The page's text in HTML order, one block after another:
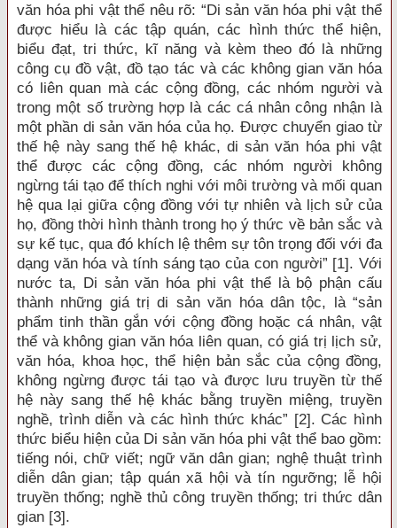
văn hóa phi vật thể nêu rõ: “Di sản văn hóa phi vật thể
được hiểu là các tập quán, các hình thức thể hiện,
biểu đạt, tri thức, kĩ năng và kèm theo đó là những
công cụ đồ vật, đồ tạo tác và các không gian văn hóa
có liên quan mà các cộng đồng, các nhóm người và
trong một số trường hợp là các cá nhân công nhận là
một phần di sản văn hóa của họ. Được chuyển giao từ
thế hệ này sang thế hệ khác, di sản văn hóa phi vật
thể được các cộng đồng, các nhóm người không
ngừng tái tạo để thích nghi với môi trường và mối quan
hệ qua lại giữa cộng đồng với tự nhiên và lịch sử của
họ, đồng thời hình thành trong họ ý thức về bản sắc và
sự kế tục, qua đó khích lệ thêm sự tôn trọng đối với đa
dạng văn hóa và tính sáng tạo của con người” [1]. Với
nước ta, Di sản văn hóa phi vật thể là bộ phận cấu
thành những giá trị di sản văn hóa dân tộc, là “sản
phẩm tinh thần gắn với cộng đồng hoặc cá nhân, vật
thể và không gian văn hóa liên quan, có giá trị lịch sử,
văn hóa, khoa học, thể hiện bản sắc của cộng đồng,
không ngừng được tái tạo và được lưu truyền từ thế
hệ này sang thế hệ khác bằng truyền miệng, truyền
nghề, trình diễn và các hình thức khác” [2]. Các hình
thức biểu hiện của Di sản văn hóa phi vật thể bao gồm:
tiếng nói, chữ viết; ngữ văn dân gian; nghệ thuật trình
diễn dân gian; tập quán xã hội và tín ngưỡng; lễ hội
truyền thống; nghề thủ công truyền thống; tri thức dân
gian [3].